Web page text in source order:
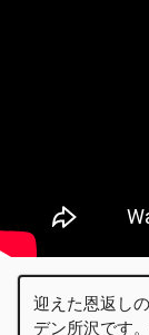
迎えた恩返し
デン所沢です